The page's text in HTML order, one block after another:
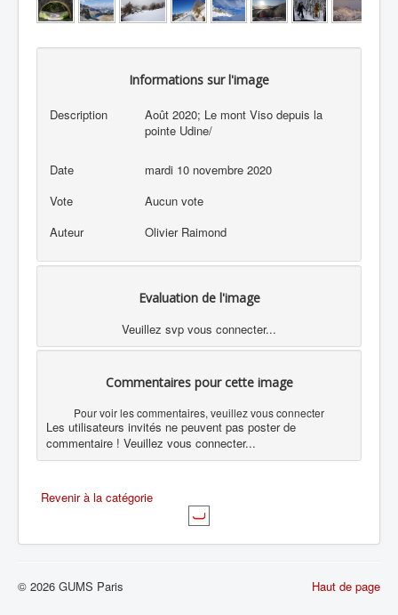
Informations sur l'image
Description
Août 2020; Le mont Viso depuis la
pointe Udine/
Date
mardi 10 novembre 2020
Vote
Aucun vote
Auteur
Olivier Raimond
Evaluation de l'image
Veuillez svp vous connecter...
Commentaires pour cette image
Pour voir les commentaires, veuillez vous connecter
Les utilisateurs invités ne peuvent pas poster de
commentaire ! Veuillez vous connecter...
Revenir à la catégorie
Haut de page
© 2026 GUMS Paris